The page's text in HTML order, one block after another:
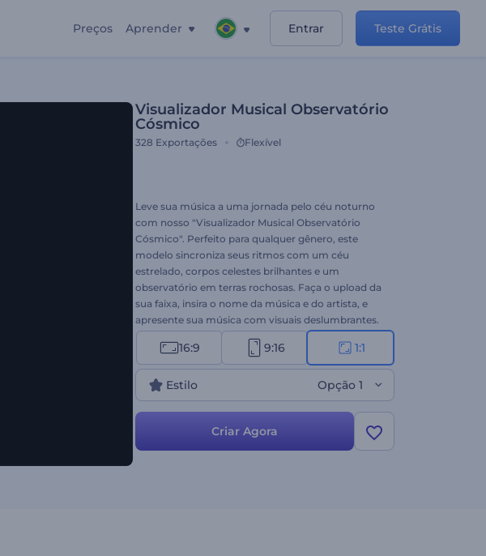
Preços Aprender Entrar Teste Grátis
Visualizador Musical Observatório
Cósmico
328 Exportações Flexível
Leve sua música a uma jornada pelo céu noturno
com nosso "Visualizador Musical Observatório
Cósmico". Perfeito para qualquer gênero, este
modelo sincroniza seus ritmos com um céu
estrelado, corpos celestes brilhantes e um
observatório em terras rochosas. Faça o upload da
sua faixa, insira o nome da música e do artista, e
apresente sua música com visuais deslumbrantes.
De músicos e DJs a amantes da música, este
visualizador é tudo o que você precisa para ampliar
o alcance da sua música. Crie agora!
16:9 9:16 1:1
Estilo Opção 1
Criar Agora